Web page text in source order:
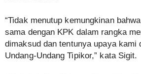
“Tidak menutup kemungkinan
sama dengan KPK dalam rangka
dimaksud dan tentunya upaya kami
Undang-Undang Tipikor,” kata Sigit.